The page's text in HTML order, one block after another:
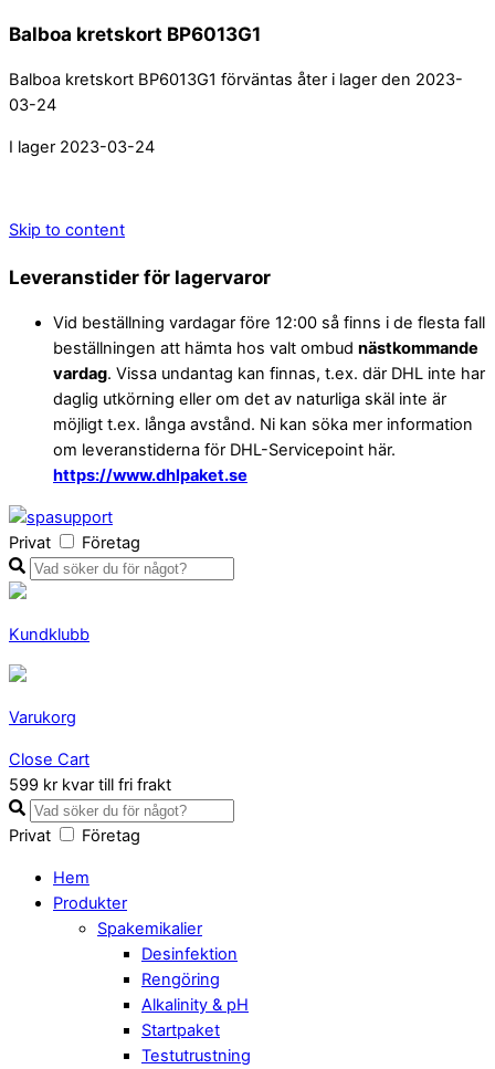
Balboa kretskort BP6013G1
Balboa kretskort BP6013G1 förväntas åter i lager den 2023-
03-24
I lager 2023-03-24
Skip to content
Leveranstider för lagervaror
Vid beställning vardagar före 12:00 så finns i de flesta fall
beställningen att hämta hos valt ombud nästkommande
vardag. Vissa undantag kan finnas, t.ex. där DHL inte har
daglig utkörning eller om det av naturliga skäl inte är
möjligt t.ex. långa avstånd. Ni kan söka mer information
om leveranstiderna för DHL-Servicepoint här.
https://www.dhlpaket.se
Privat Företag
Kundklubb
Varukorg
Close Cart
599 kr kvar till fri frakt
Privat Företag
Hem
Produkter
Spakemikalier
Desinfektion
Rengöring
Alkalinity & pH
Startpaket
Testutrustning